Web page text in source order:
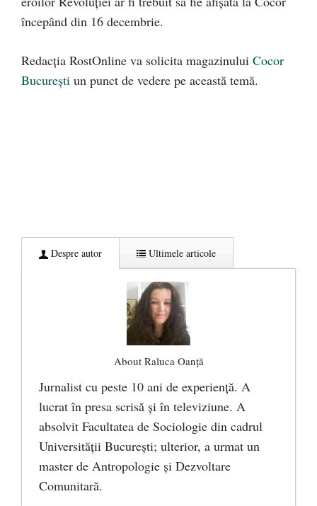
începând din 16 decembrie.
Redacția RostOnline va solicita magazinului Cocor
București un punct de vedere pe această temă.
Despre autor Ultimele articole
About Raluca Oanță
Jurnalist cu peste 10 ani de experiență. A
lucrat în presa scrisă și în televiziune. A
absolvit Facultatea de Sociologie din cadrul
Universității București; ulterior, a urmat un
master de Antropologie și Dezvoltare
Comunitară.